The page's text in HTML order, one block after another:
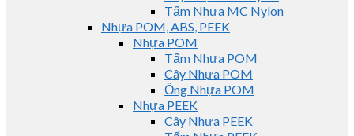
Tấm Nhựa MC Nylon
Nhựa POM, ABS, PEEK
Nhựa POM
Tấm Nhựa POM
Cây Nhựa POM
Ống Nhựa POM
Nhựa PEEK
Cây Nhựa PEEK